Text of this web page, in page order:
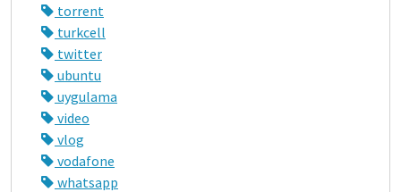
torrent
turkcell
twitter
ubuntu
uygulama
video
vlog
vodafone
whatsapp